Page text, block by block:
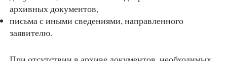
архивных документов,
письма с иными сведениями, направленного
заявителю.